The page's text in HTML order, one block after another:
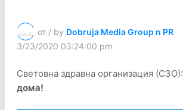
от / by Dobruja Media Group n PR
3/23/2020 03:24:00 pm
Световна здравна организация (СЗО):
дома!